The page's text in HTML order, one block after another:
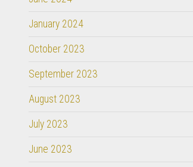
January 2024
October 2023
September 2023
August 2023
July 2023
June 2023